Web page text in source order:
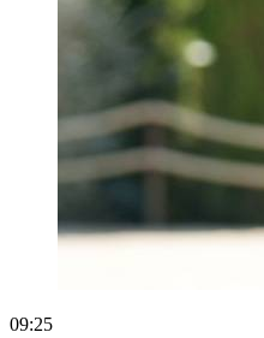
09:25